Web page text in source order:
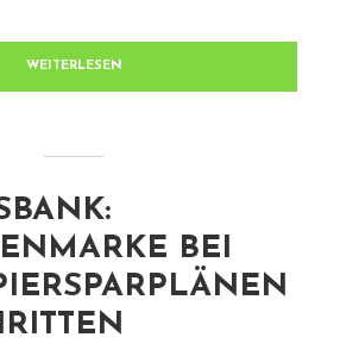
WEITERLESEN
BEI